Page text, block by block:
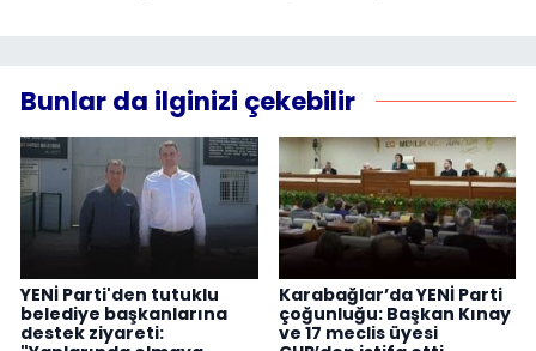
Bunlar da ilginizi çekebilir
YENİ Parti'den tutuklu
belediye başkanlarına
destek ziyareti:
Karabağlar’da YENİ Parti
çoğunluğu: Başkan Kınay
ve 17 meclis üyesi